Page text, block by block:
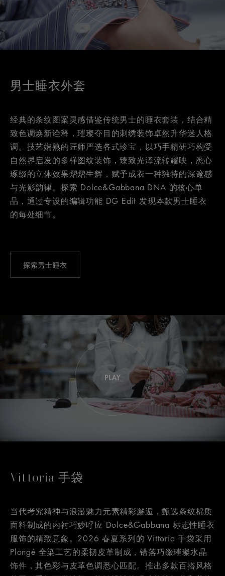
男士睡衣外套
经典的条纹图案灵感借鉴传统男士的睡衣套装，结合精
致色调焕新诠释，璀璨夺目的刺绣装饰卓然升华迷人格
调。技艺娴熟的匠师严选各式珍宝，以巧手精研巧构受
自然界启发的多样图纹装饰，臻致光泽流转耀映，悉心
琢缀的立体效果熠熠生辉，赋予成衣一种独特的深邃感
与光影韵律。探索 Dolce&Gabbana DNA 的核心单
品，通过专设的编辑功能 DG Edit 发现本款男士睡衣
的每处细节。
探索男士睡衣
Vittoria 手袋
当代考究精神与浪漫魅力元素精彩邂逅，甄选条纹棉质
面料制成的内衬巧妙呼应 Dolce&Gabbana 标志性睡衣
服饰的精致意象。2026 春夏系列的 Vittoria 手袋采用
Plongé 全染工艺的柔韧皮革制成，错落巧缀璀璨水晶
饰件，其色彩与皮革色调悉心匹配。推出多款百搭风格